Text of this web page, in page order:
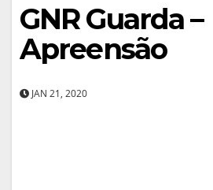
GNR Guarda –
Apreensão
JAN 21, 2020